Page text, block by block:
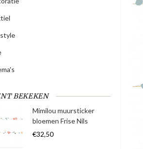
BEKEKEN
Mimilou muursticker
bloemen Frise Nils
€32,50